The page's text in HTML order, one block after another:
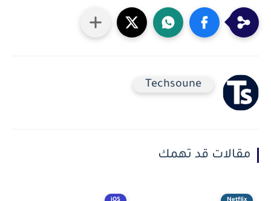
Techsoune
مقالات قد تهمك